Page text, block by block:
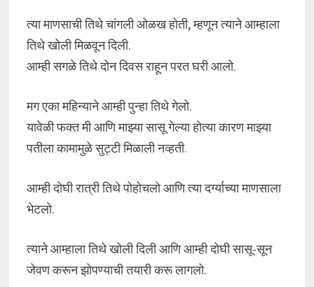
त्या माणसाची तिथे चांगली ओळख होती, म्हणून त्याने आम्हाला
तिथे खोली मिळवून दिली.
आम्ही सगळे तिथे दोन दिवस राहून परत घरी आलो.
मग एका महिन्याने आम्ही पुन्हा तिथे गेलो.
यावेळी फक्त मी आणि माझ्या सासू गेल्या होत्या कारण माझ्या
पतीला कामामुळे सुट्टी मिळाली नव्हती.
आम्ही दोघी रात्री तिथे पोहोचलो आणि त्या दर्ग्याच्या माणसाला
भेटलो.
त्याने आम्हाला तिथे खोली दिली आणि आम्ही दोघी सासू-सून
जेवण करून झोपण्याची तयारी करू लागलो.